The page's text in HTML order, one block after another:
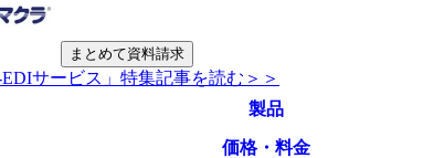
まとめて資料請求
EDIサービス」特集記事を読む＞＞
製品
価格・料金